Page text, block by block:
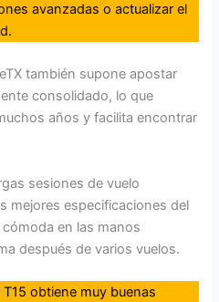
avanzadas o actualizar el
también supone apostar
consolidado, lo que
años y facilita encontrar
sesiones de vuelo
mejores especificaciones del
en las manos
después de varios vuelos.
obtiene muy buenas